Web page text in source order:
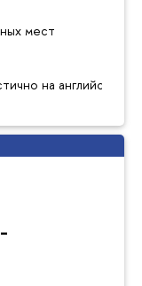
мест
на английском